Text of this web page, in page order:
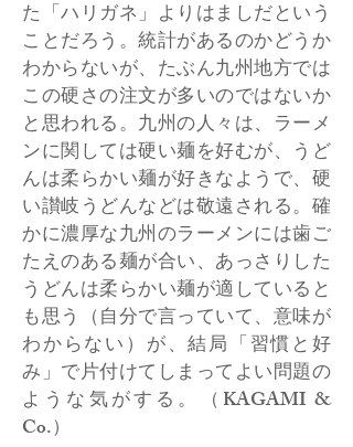
た「ハリガネ」よりはましだという
ことだろう。統計があるのかどうか
わからないが、たぶん九州地方では
この硬さの注文が多いのではないか
と思われる。九州の人々は、ラーメ
ンに関しては硬い麺を好むが、うど
んは柔らかい麺が好きなようで、硬
い讃岐うどんなどは敬遠される。確
かに濃厚な九州のラーメンには歯ご
たえのある麺が合い、あっさりした
うどんは柔らかい麺が適していると
も思う（自分で言っていて、意味が
わからない）が、結局「習慣と好
み」で片付けてしまってよい問題の
ような気がする。（KAGAMI &
Co.）